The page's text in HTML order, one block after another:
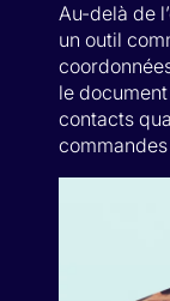
Au-delà de
un outil
le
contacts